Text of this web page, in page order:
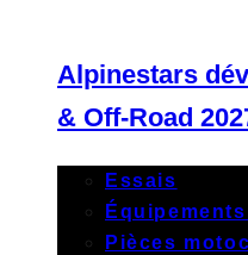
Alpinestars
& Off-Road
Essais
Pièces